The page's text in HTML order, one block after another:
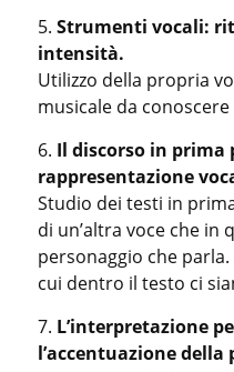
Strumenti vocali:
intensità.
Utilizzo della propria
musicale da
Il discorso in prima
rappresentazione
Studio dei testi in
di un’altra voce che
personaggio che
cui dentro il testo ci
L’interpretazione
l’accentuazione